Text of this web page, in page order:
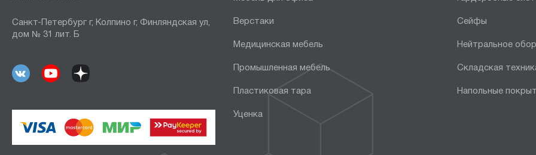
Санкт-Петербург г, Колпино г, Финляндская ул,
дом № 31 лит. Б
Верстаки Сейфы
Медицинская мебель Нейтральное
Промышленная мебель Складская
Пластиковая тара Напольные
Уценка